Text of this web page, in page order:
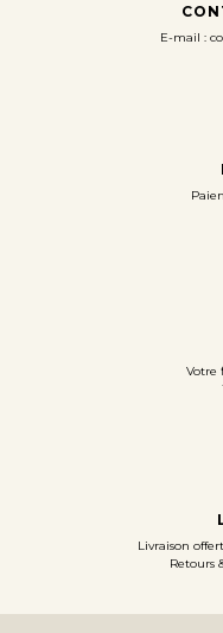
E-mail :
Votre
Livraison
Retours